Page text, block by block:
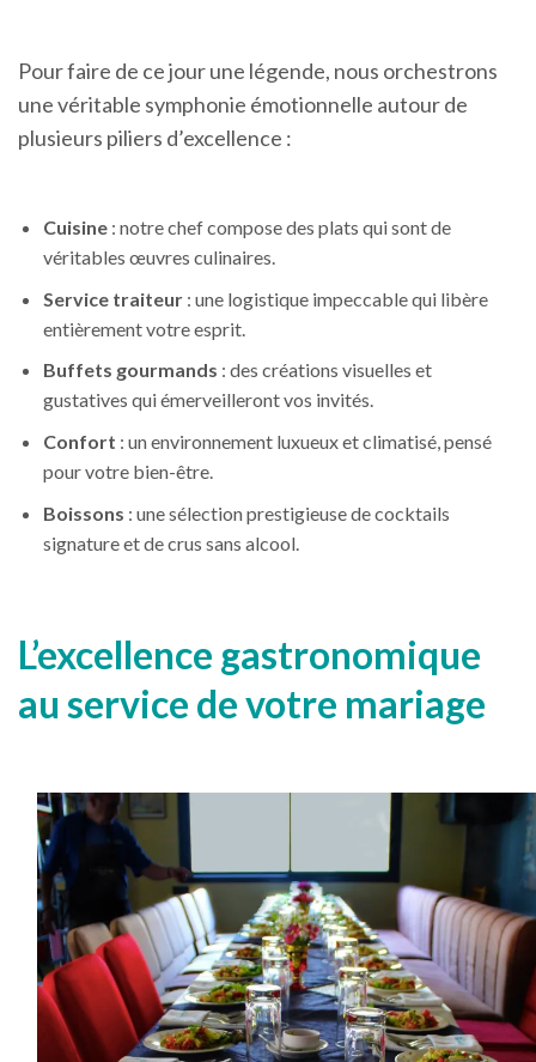
Pour faire de ce jour une légende, nous orchestrons
une véritable symphonie émotionnelle autour de
plusieurs piliers d’excellence :
Cuisine: notre chef compose des plats qui sont de
véritables œuvres culinaires.
Service traiteur: une logistique impeccable qui libère
entièrement votre esprit.
Buffets gourmands : des créations visuelles et
gustatives qui émerveilleront vos invités.
Confort : un environnement luxueux et climatisé, pensé
pour votre bien-être.
Boissons : une sélection prestigieuse de cocktails
signature et de crus sans alcool.
L’excellence gastronomique
au service de votre mariage